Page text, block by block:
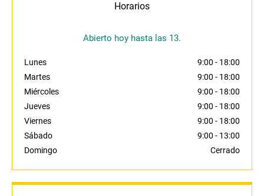
Horarios
Abierto hoy hasta las 13.
Lunes 9:00 - 18:00
Martes
9:00 - 18:00
Miércoles
9:00 - 18:00
Jueves
9:00 - 18:00
Viernes
9:00 - 18:00
Sábado
9:00 - 13:00
Domingo
Cerrado